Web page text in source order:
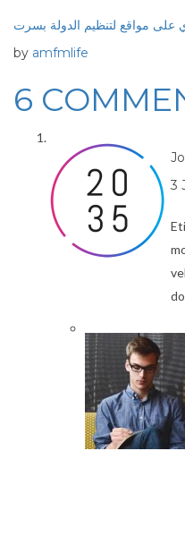
مواقع لتنظيم الدولة بسرت
by amfmlife
6
3